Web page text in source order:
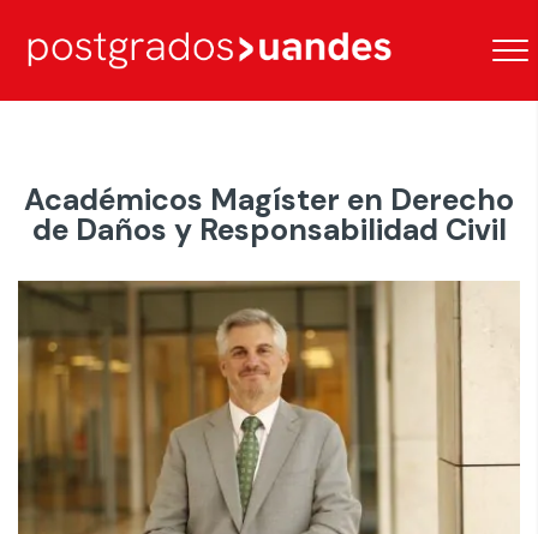
Académicos Magíster en Derecho
de Daños y Responsabilidad Civil